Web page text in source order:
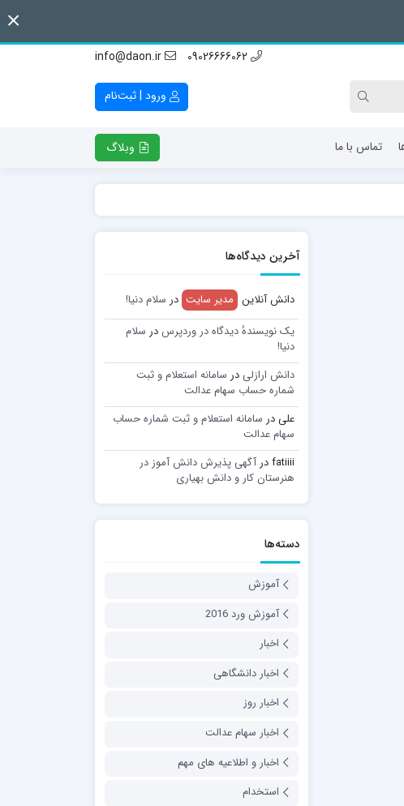
09026666062
info@daon.ir
ورود | ثبت‌نام
تماس با ما وبلاگ
آخرین دیدگاه‌ها
دانش آنلاین مدیر سایت در سلام دنیا!
یک نویسندهٔ دیدگاه در وردپرس در سلام
دنیا!
دانش ارازلی در سامانه استعلام و ثبت
شماره حساب سهام عدالت
علیدر سامانه استعلام و ثبت شماره حساب
سهام عدالت
fatiiiiدرآگهی پذیرش دانش آموز در
هنرستان کار و دانش بهیاری
دسته‌ها
آموزش
آموزش ورد 2016
اخبار
اخبار دانشگاهی
اخبار روز
اخبار سهام عدالت
اخبار و اطلاعیه های مهم
استخدام